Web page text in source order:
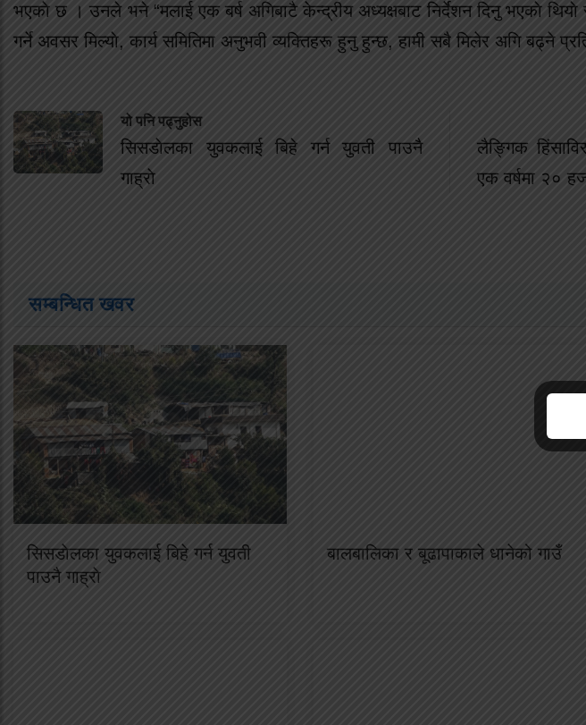
भएकाे छ । उनले भने “मलाई एक बर्ष अगिबाटै केन्द्रीय अध्यक्षबाट निर्देशन दिनु भएकाे
गर्ने अवसर मिल्याे, कार्य समितिमा अनुभवी व्यक्तिहरू हुनु हुन्छ, हामी सबै मिलेर अगि बढ्ने
यो पनि पढ्नुहोस
सिसडाेलका युवकलाई बिहे गर्न युवती पाउनै
गाह्राे
लैङ्गिक
एक वर्षमा २०
सम्बन्धित खवर
सिसडाेलका युवकलाई बिहे गर्न युवती
पाउनै गाह्राे
बालबालिका र बूढापाकाले धानेको गाउँ